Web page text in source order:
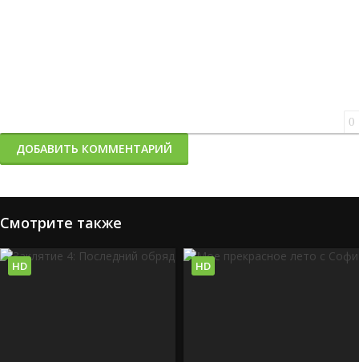
0
ДОБАВИТЬ КОММЕНТАРИЙ
Смотрите также
HD HD